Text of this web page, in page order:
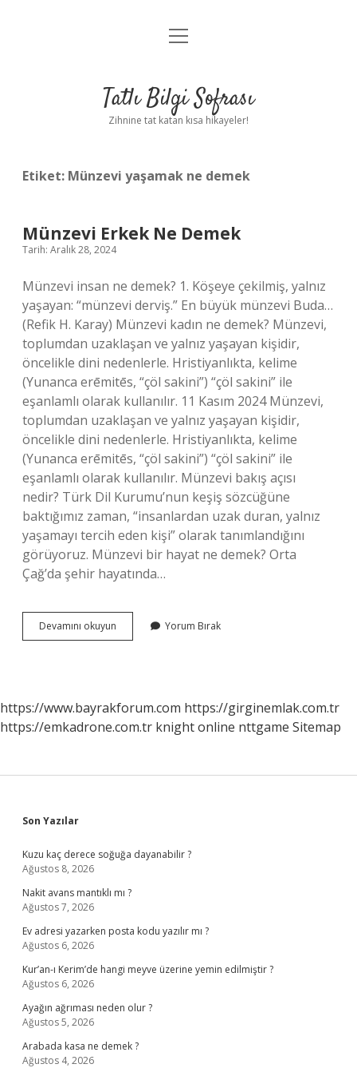
Anasayfa
Yasal Uyarı
menüyü
Tatlı Bilgi Sofrası
Zihnine tat katan kısa hikayeler!
Etiket: Münzevi yaşamak ne demek
Münzevi Erkek Ne Demek
Tarih: Aralık 28, 2024
Münzevi insan ne demek? 1. Köşeye çekilmiş, yalnız
yaşayan: ​​“münzevi derviş.” En büyük münzevi Buda…
(Refik H. Karay) Münzevi kadın ne demek? Münzevi,
toplumdan uzaklaşan ve yalnız yaşayan kişidir,
öncelikle dini nedenlerle. Hristiyanlıkta, kelime
(Yunanca erēmitēs, “çöl sakini”) “çöl sakini” ile
eşanlamlı olarak kullanılır. 11 Kasım 2024 Münzevi,
toplumdan uzaklaşan ve yalnız yaşayan kişidir,
öncelikle dini nedenlerle. Hristiyanlıkta, kelime
(Yunanca erēmitēs, “çöl sakini”) “çöl sakini” ile
eşanlamlı olarak kullanılır. Münzevi bakış açısı
nedir? Türk Dil Kurumu’nun keşiş sözcüğüne
baktığımız zaman, “insanlardan uzak duran, yalnız
yaşamayı tercih eden kişi” olarak tanımlandığını
görüyoruz. Münzevi bir hayat ne demek? Orta
Çağ’da şehir hayatında…
Devamını okuyun Münzevi
Erkek
Yorum Bırak
https://www.bayrakforum.com https://girginemlak.com.tr
https://emkadrone.com.tr knight online nttgame Sitemap
Sidebar
Son Yazılar
Kuzu kaç derece soğuğa dayanabilir ?
Ağustos 8, 2026
Nakit avans mantıklı mı ?
Ağustos 7, 2026
Ev adresi yazarken posta kodu yazılır mı ?
Ağustos 6, 2026
Kur’an-ı Kerim’de hangi meyve üzerine yemin edilmiştir ?
Ağustos 6, 2026
Ayağın ağrıması neden olur ?
Ağustos 5, 2026
Arabada kasa ne demek ?
Ağustos 4, 2026